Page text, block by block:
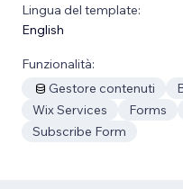
Lingua del template:
English
Funzionalità:
Gestore contenuti
Wix Services
Forms
Subscribe Form